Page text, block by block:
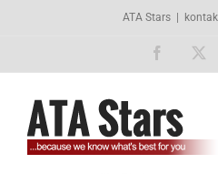
ATA Stars
Facebook